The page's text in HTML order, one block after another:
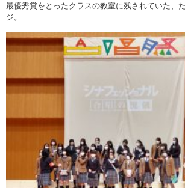
最優秀賞をとったクラスの教室に残されていた、
ジ。